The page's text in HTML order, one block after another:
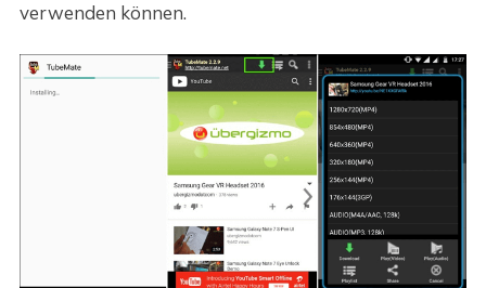
verwenden können.